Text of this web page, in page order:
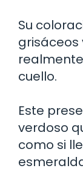
Su
grisáceos
cuello.
Este
verdoso
como si